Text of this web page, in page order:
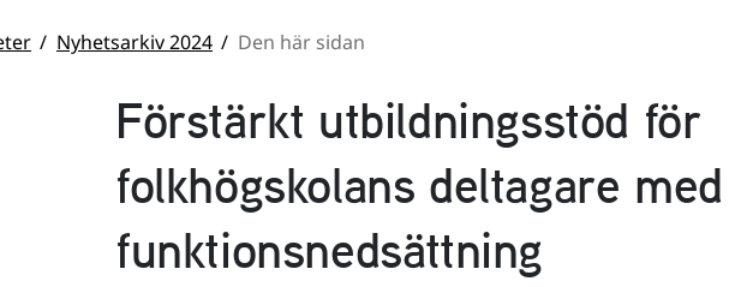
Nyhetsarkiv 2024 Den här sidan
Förstärkt utbildningsstöd för
folkhögskolans deltagare med
funktionsnedsättning